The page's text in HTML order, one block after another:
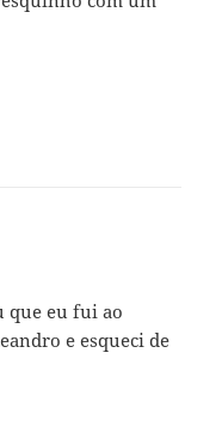
que eu fui ao
e esqueci de